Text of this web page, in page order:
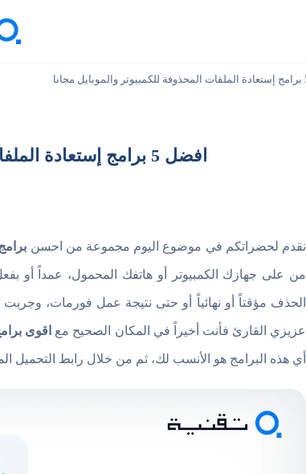
افضل 5 برامج إستعادة الملفات المحذوفة للكمبيوتر والموبايل مجانا
نقدم لحضراتكم في موضوع اليوم مجموعة من احسن
من على جهازك الكمبيوتر أو هاتفك المحمول، عمداً أو
الحذف مؤقتاً أو نهائياً أو حتى نتيجة عمل فورمات،
عزيزي القارئ فأنت أخيراً في المكان الصحيح مع اقوى
أي هذه البرامج هو الأنسب لك، ثم من خلال رابط التحميل